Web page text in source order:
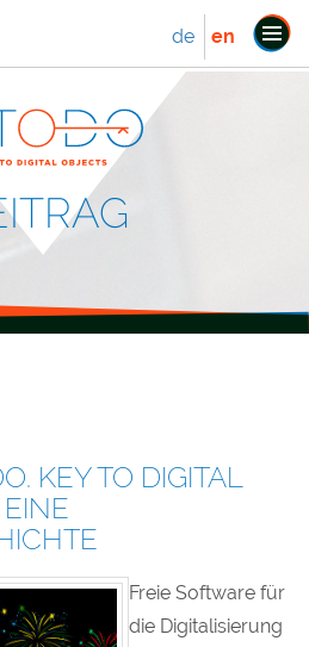
de en
KEY TO DIGITAL
Freie Software für
die Digitalisierung